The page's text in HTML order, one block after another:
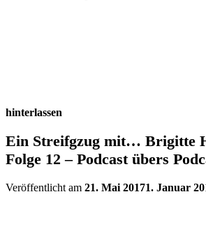
hinterlassen
Ein Streifgzug mit… Brigitte
Folge 12 – Podcast übers
Veröffentlicht am 21. Mai 20171. Januar